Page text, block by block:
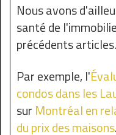
Nous avons
santé de
précédents articles.
Par exemple, l'
condos dans les
sur Montréal en
du prix des maisons.